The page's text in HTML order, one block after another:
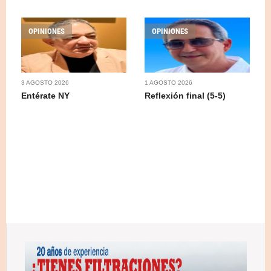
OPINIONES
3 AGOSTO 2026
Entérate NY
OPINIONES
1 AGOSTO 2026
Reflexión final (5-5)